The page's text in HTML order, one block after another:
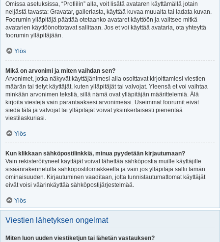
Omissa asetuksissa, “Profiilin” alla, voit lisätä avataren käyttämällä jotain
neljästä tavasta: Gravatar, galleriasta, käyttää kuvaa muualta tai ladata kuvan.
Foorumin ylläpitäjä päättää otetaanko avataret käyttöön ja valitsee mitkä
avatarien käyttöönottotavat sallitaan. Jos et voi käyttää avataria, ota yhteyttä
foorumin ylläpitäjään.
Ylös
Mikä on arvonimi ja miten vaihdan sen?
Arvonimet, jotka näkyvät käyttäjänimesi alla osoittavat kirjoittamiesi viestien
määrän tai tietyt käyttäjät, kuten ylläpitäjät tai valvojat. Yleensä et voi vaihtaa
minkään arvonimen tekstiä, sillä nämä ovat ylläpitäjän määrittelemiä. Älä
kirjoita viestejä vain parantaaksesi arvonimeäsi. Useimmat foorumit eivät
siedä tätä ja valvojat tai ylläpitäjät voivat yksinkertaisesti pienentää
viestilaskuriasi.
Ylös
Kun klikkaan sähköpostilinkkiä, minua pyydetään kirjautumaan?
Vain rekisteröityneet käyttäjät voivat lähettää sähköpostia muille käyttäjille
sisäänrakennetulla sähköpostilomakkeella ja vain jos ylläpitäjä sallii tämän
ominaisuuden. Kirjautuminen vaaditaan, jotta tunnistautumattomat käyttäjät
eivät voisi väärinkäyttää sähköpostijärjestelmää.
Ylös
Viestien lähetyksen ongelmat
Miten luon uuden viestiketjun tai lähetän vastauksen?